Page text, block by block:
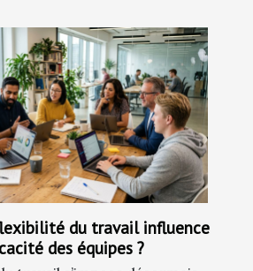
du travail influence
des équipes ?